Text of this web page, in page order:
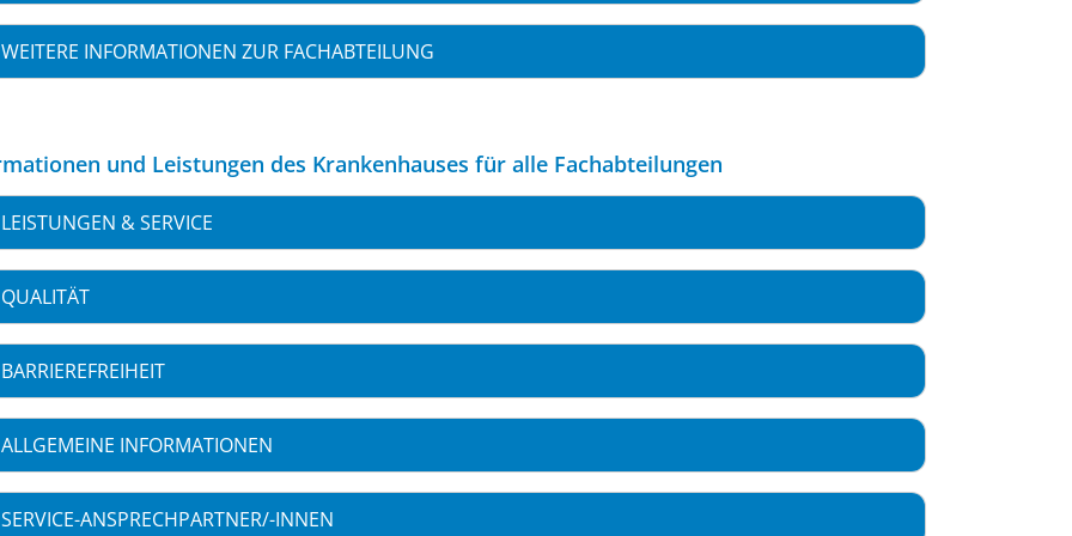
WEITERE INFORMATIONEN ZUR FACHABTEILUNG
und Leistungen des Krankenhauses für alle Fachabteilungen
LEISTUNGEN & SERVICE
QUALITÄT
BARRIEREFREIHEIT
ALLGEMEINE INFORMATIONEN
SERVICE-ANSPRECHPARTNER/-INNEN